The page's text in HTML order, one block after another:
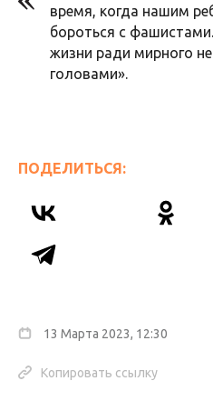
время, когда нашим
бороться с
жизни ради мирного
головами».
ПОДЕЛИТЬСЯ:
13 Марта 2023, 12:30
Копировать ссылку